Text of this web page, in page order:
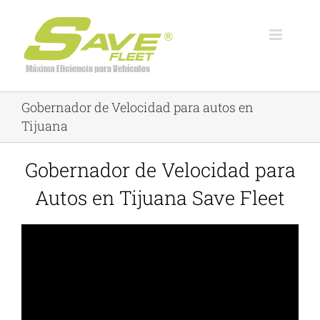
content
Gobernador de Velocidad para autos en
Tijuana
Gobernador de Velocidad para
Autos en Tijuana Save Fleet